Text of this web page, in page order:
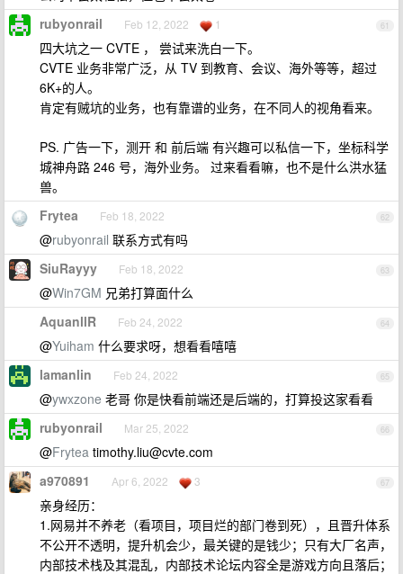
61
rubyonrail Feb 12, 2022 1
四大坑之一 CVTE ， 尝试来洗白一下。
CVTE 业务非常广泛，从 TV 到教育、会议、海外等等，超过
6K+的人。
肯定有贼坑的业务，也有靠谱的业务，在不同人的视角看来。
PS. 广告一下，测开 和 前后端 有兴趣可以私信一下，坐标科学
城神舟路 246 号，海外业务。 过来看看嘛，也不是什么洪水猛
兽。
62
Frytea Feb 18, 2022
@rubyonrail 联系方式有吗
63
SiuRayyy Feb 18, 2022
@Win7GM 兄弟打算面什么
64
AquanllR Feb 24, 2022
@Yuiham 什么要求呀，想看看嘻嘻
65
lamanlin Feb 24, 2022
@ywxzone 老哥 你是快看前端还是后端的，打算投这家看看
66
rubyonrail Mar 25, 2022
@Frytea timothy.liu@cvte.com
67
a970891 Apr 6, 2022 3
亲身经历：
1.网易并不养老（看项目，项目烂的部门卷到死），且晋升体系
不公开不透明，提升机会少，最关键的是钱少；只有大厂名声，
内部技术栈及其混乱，内部技术论坛内容全是游戏方向且落后；